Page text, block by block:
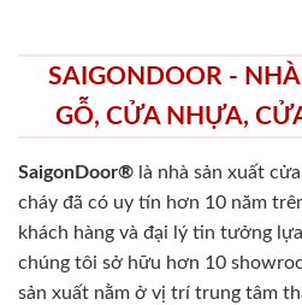
SAIGONDOOR -
GỖ, CỬA NHỰA,
SaigonDoor® là nhà sản xuất
cháy đã có uy tín hơn 10 năm
khách hàng và đại lý tin tưởng
chúng tôi sở hữu hơn 10
sản xuất nằm ở vị trí trung tâm